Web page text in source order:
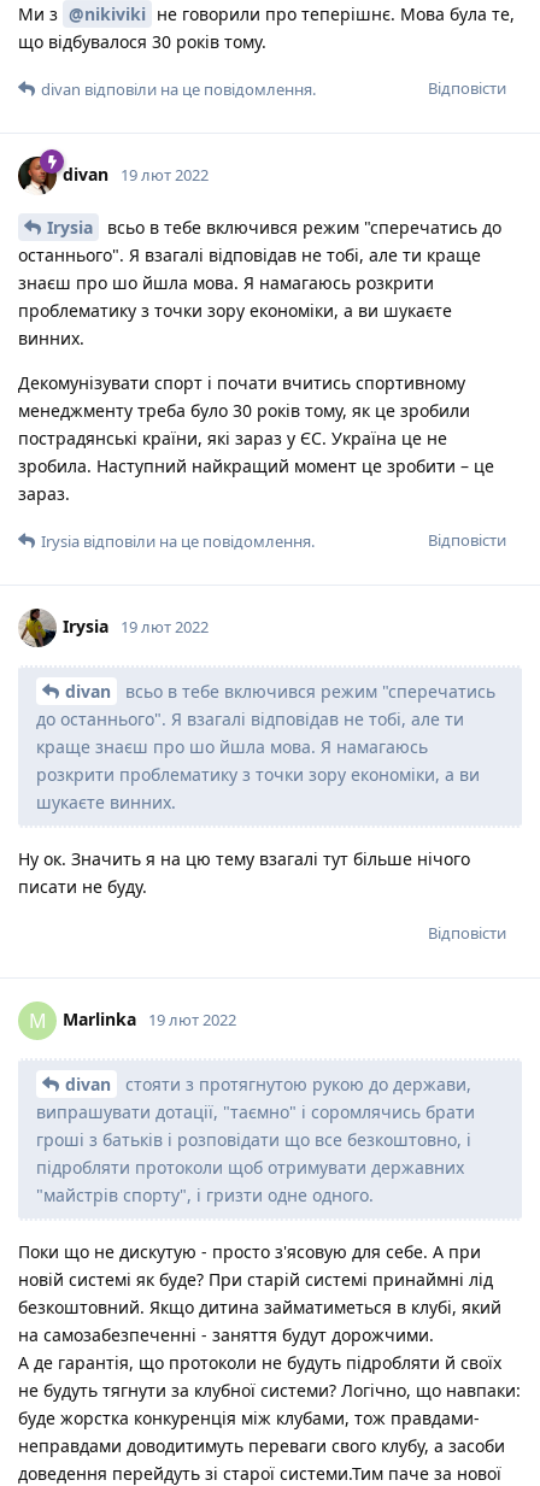
Ми з @nikiviki не говорили про теперішнє. Мова була те,
що відбувалося 30 років тому.
Відповісти
divan відповіли на це повідомлення.
divan 19 лют 2022
Irysia
всьо в тебе включився режим "сперечатись до
останнього". Я взагалі відповідав не тобі, але ти краще
знаєш про шо йшла мова. Я намагаюсь розкрити
проблематику з точки зору економіки, а ви шукаєте
винних.
Декомунізувати спорт і почати вчитись спортивному
менеджменту треба було 30 років тому, як це зробили
пострадянські країни, які зараз у ЄС. Україна це не
зробила. Наступний найкращий момент це зробити – це
зараз.
Відповісти
Irysia відповіли на це повідомлення.
Irysia 19 лют 2022
divan
всьо в тебе включився режим "сперечатись
до останнього". Я взагалі відповідав не тобі, але ти
краще знаєш про шо йшла мова. Я намагаюсь
розкрити проблематику з точки зору економіки, а ви
шукаєте винних.
Ну ок. Значить я на цю тему взагалі тут більше нічого
писати не буду.
Відповісти
M Marlinka 19 лют 2022
divan
стояти з протягнутою рукою до держави,
випрашувати дотації, "таємно" і соромлячись брати
гроші з батьків і розповідати що все безкоштовно, і
підробляти протоколи щоб отримувати державних
"майстрів спорту", і гризти одне одного.
Поки що не дискутую - просто з'ясовую для себе. А при
новій системі як буде? При старій системі принаймні лід
безкоштовний. Якщо дитина займатиметься в клубі, який
на самозабезпеченні - заняття будут дорожчими.
А де гарантія, що протоколи не будуть підробляти й своїх
не будуть тягнути за клубної системи? Логічно, що навпаки:
буде жорстка конкуренція між клубами, тож правдами-
неправдами доводитимуть переваги свого клубу, а засоби
доведення перейдуть зі старої системи.Тим паче за нової